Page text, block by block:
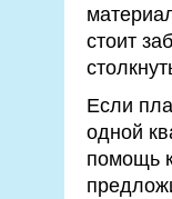
стоит
Если
одной
помощь